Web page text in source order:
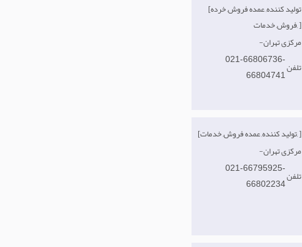
[تولید کننده, عمده فروش, خرده
فروش, خدمات, ]
-مرکزی تهران
021-66806736-
66804741 تلفن
[تولید کننده, عمده فروش, خدمات, ]
-مرکزی تهران
021-66795925-
66802234تلفن